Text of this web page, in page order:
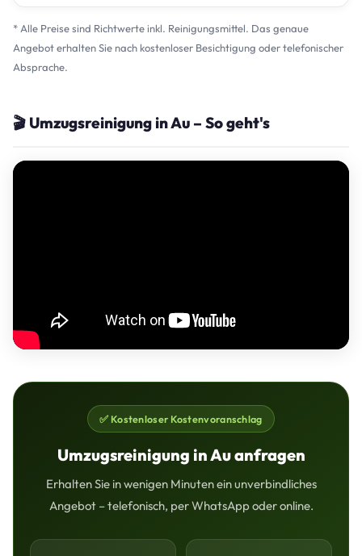
* Alle Preise sind Richtwerte inkl. Reinigungsmittel. Das genaue
Angebot erhalten Sie nach kostenloser Besichtigung oder telefonischer
Absprache.
🎬 Umzugsreinigung in Au – So geht's
✅ Kostenloser Kostenvoranschlag
Umzugsreinigung in Au anfragen
Erhalten Sie in wenigen Minuten ein unverbindliches
Angebot – telefonisch, per WhatsApp oder online.